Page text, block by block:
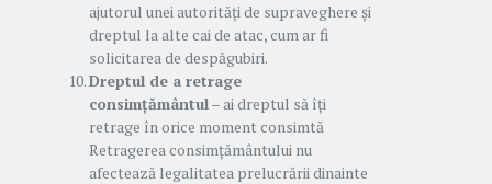
ajutorul unei autorități de supraveghere și
dreptul la alte cai de atac, cum ar fi
solicitarea de despăgubiri.
Dreptul de a retrage
consimțământul– ai dreptul să îți
retrage în orice moment consimtă
Retragerea consimțământului nu
afectează legalitatea prelucrării dinainte